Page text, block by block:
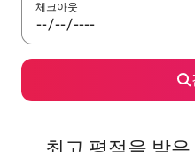
체크아웃